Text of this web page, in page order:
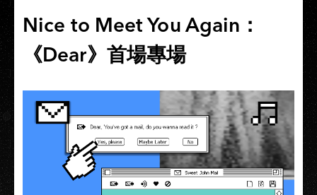
Nice to Meet You Again：
《Dear》首場專場